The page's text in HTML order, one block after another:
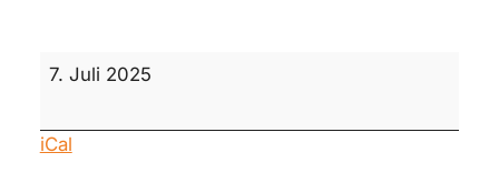
Sportfest
7. Juli 2025
iCal